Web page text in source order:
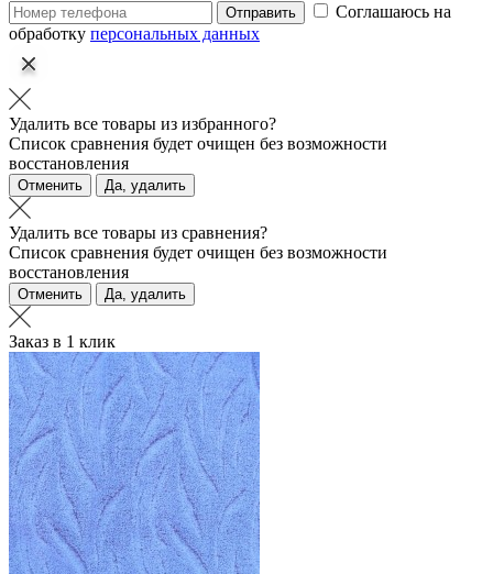
Отправить
Соглашаюсь на
обработку персональных данных
Удалить все товары из избранного?
Список сравнения будет очищен без возможности
восстановления
Отменить Да, удалить
Удалить все товары из сравнения?
Список сравнения будет очищен без возможности
восстановления
Отменить Да, удалить
Заказ в 1 клик